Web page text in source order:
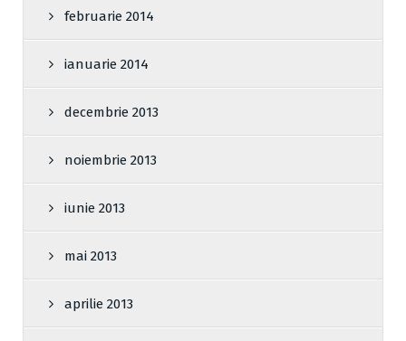
februarie 2014
ianuarie 2014
decembrie 2013
noiembrie 2013
iunie 2013
mai 2013
aprilie 2013